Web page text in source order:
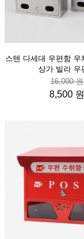
스텐 다세대 우편함 우
상가 빌라 우
16,000 원
8,500 원